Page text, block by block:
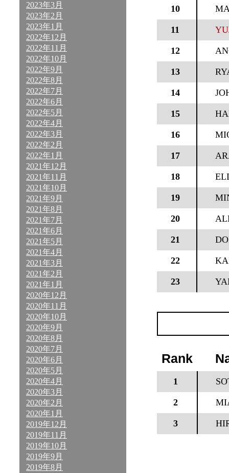
2023年3月
2023年2月
2023年1月
2022年12月
2022年11月
2022年10月
2022年9月
2022年8月
2022年7月
2022年6月
2022年5月
2022年4月
2022年3月
2022年2月
2022年1月
2021年12月
2021年11月
2021年10月
2021年9月
2021年8月
2021年7月
2021年6月
2021年5月
2021年4月
2021年3月
2021年2月
2021年1月
2020年12月
2020年11月
2020年10月
2020年9月
2020年8月
2020年7月
2020年6月
2020年5月
2020年4月
2020年3月
2020年2月
2020年1月
2019年12月
2019年11月
2019年10月
2019年9月
2019年8月
10
11
12
13
14
15
16
17
18
19
20
21
22
23
Rank
1
2
3